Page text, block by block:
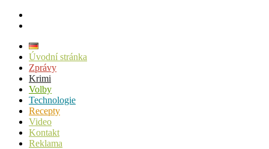
Úvodní stránka
Zprávy
Krimi
Volby
Technologie
Recepty
Video
Kontakt
Reklama